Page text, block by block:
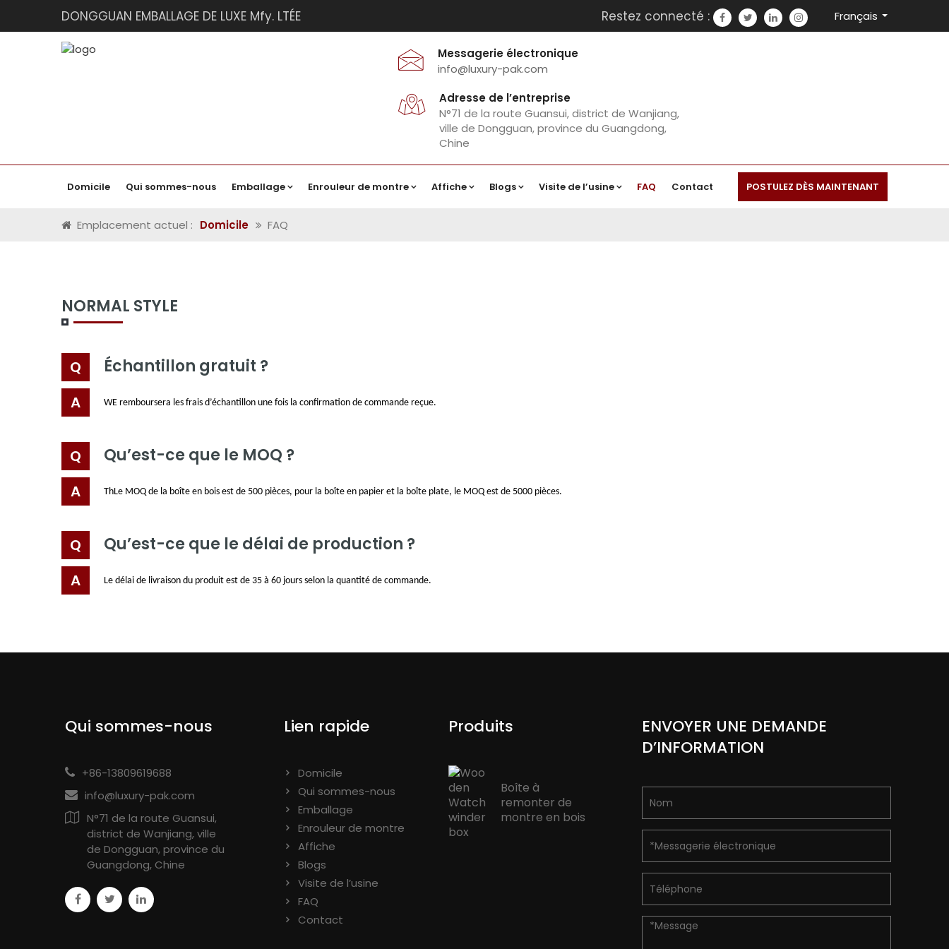
DONGGUAN EMBALLAGE DE LUXE Mfy. LTÉE Français
Restez connecté :
Messagerie électronique
info@luxury-pak.com
Adresse de l’entreprise
N°71 de la route Guansui, district de Wanjiang,
ville de Dongguan, province du Guangdong,
Chine
Domicile Qui sommes-nous Emballage Enrouleur de montre Affiche Blogs Visite de l’usine FAQ Contact POSTULEZ DÈS MAINTENANT
Emplacement actuel : Domicile FAQ
NORMAL STYLE
Échantillon gratuit ?
WE remboursera les frais d’échantillon une fois la confirmation de commande reçue.
Qu’est-ce que le MOQ ?
ThLe MOQ de la boîte en bois est de 500 pièces, pour la boîte en papier et la boîte plate, le MOQ est de 5000 pièces.
Qu’est-ce que le délai de production ?
Le délai de livraison du produit est de 35 à 60 jours selon la quantité de commande.
Qui sommes-nous
+86-13809619688
info@luxury-pak.com
N°71 de la route Guansui,
district de Wanjiang, ville
de Dongguan, province du
Guangdong, Chine
Lien rapide
Domicile
Qui sommes-nous
Emballage
Enrouleur de montre
Affiche
Blogs
Visite de l’usine
FAQ
Contact
Produits
Boîte à
remonter de
montre en bois
ENVOYER UNE DEMANDE
D’INFORMATION